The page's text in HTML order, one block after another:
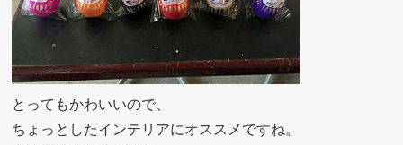
とってもかわいいので、
ちょっとしたインテリアにオススメですね。